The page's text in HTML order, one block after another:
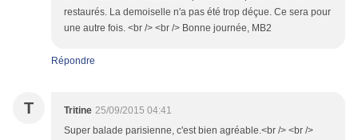
restaurés. La demoiselle n'a pas été trop déçue. Ce sera pour
une autre fois. <br /> <br /> Bonne journée, MB2
Répondre
T Tritine 25/09/2015 04:41
Super balade parisienne, c'est bien agréable.<br /> <br />